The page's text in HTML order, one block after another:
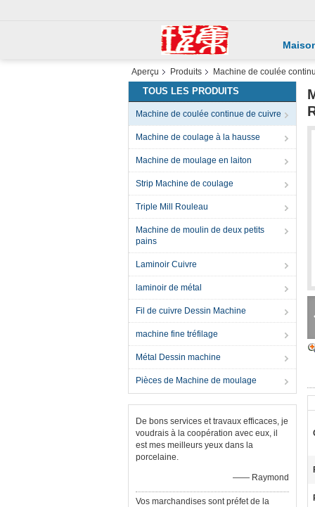
Aperçu Produits Machine de coulée
TOUS LES PRODUITS
Machine de coulée continue de cuivre
Machine de coulage à la hausse
Machine de moulage en laiton
Strip Machine de coulage
Triple Mill Rouleau
Machine de moulin de deux petits
pains
Laminoir Cuivre
laminoir de métal
Fil de cuivre Dessin Machine
machine fine tréfilage
Métal Dessin machine
Pièces de Machine de moulage
De bons services et travaux efficaces, je
voudrais à la coopération avec eux, il
est mes meilleurs yeux dans la
porcelaine.
—— Raymond
Vos marchandises sont préfet de la